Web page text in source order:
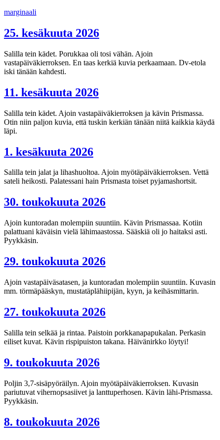
Siirry
marginaali
25. kesäkuuta 2026
Salilla tein kädet. Porukkaa oli tosi vähän. Ajoin
vastapäiväkierroksen. En taas kerkiä kuvia perkaamaan. Dv-etola
iski tänään kahdesti.
11. kesäkuuta 2026
Salilla tein kädet. Ajoin vastapäiväkierroksen ja kävin Prismassa.
Otin niin paljon kuvia, että tuskin kerkiän tänään niitä kaikkia käydä
läpi.
1. kesäkuuta 2026
Salilla tein jalat ja lihashuoltoa. Ajoin myötäpäiväkierroksen. Vettä
sateli heikosti. Palatessani hain Prismasta toiset pyjamashortsit.
30. toukokuuta 2026
Ajoin kuntoradan molempiin suuntiin. Kävin Prismassaa. Kotiin
palattuani käväisin vielä lähimaastossa. Sääskiä oli jo haitaksi asti.
Pyykkäsin.
29. toukokuuta 2026
Ajoin vastapäiväsatasen, ja kuntoradan molempiin suuntiin. Kuvasin
mm. törmäpääskyn, mustatäplähiipijän, kyyn, ja keihäsmittarin.
27. toukokuuta 2026
Salilla tein selkää ja rintaa. Paistoin porkkanapapukalan. Perkasin
eiliset kuvat. Kävin rispipuiston takana. Häivänirkko löytyi!
9. toukokuuta 2026
Poljin 3,7-sisäpyöräilyn. Ajoin myötäpäiväkierroksen. Kuvasin
pariutuvat vihernopsasiivet ja lanttuperhosen. Kävin lähi-Prismassa.
Pyykkäsin.
8. toukokuuta 2026